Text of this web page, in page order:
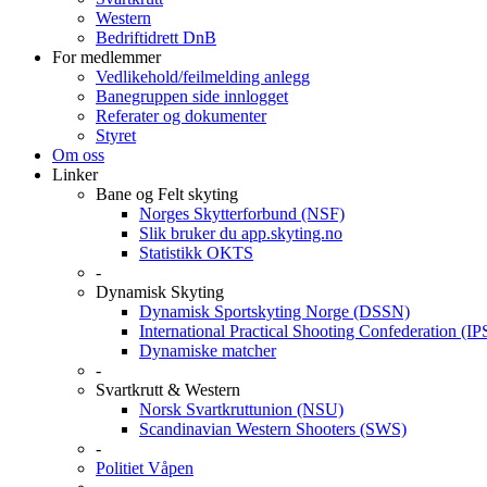
Western
Bedriftidrett DnB
For medlemmer
Vedlikehold/feilmelding anlegg
Banegruppen side innlogget
Referater og dokumenter
Styret
Om oss
Linker
Bane og Felt skyting
Norges Skytterforbund (NSF)
Slik bruker du app.skyting.no
Statistikk OKTS
-
Dynamisk Skyting
Dynamisk Sportskyting Norge (DSSN)
International Practical Shooting Confederation
Dynamiske matcher
-
Svartkrutt & Western
Norsk Svartkruttunion (NSU)
Scandinavian Western Shooters (SWS)
-
Politiet Våpen